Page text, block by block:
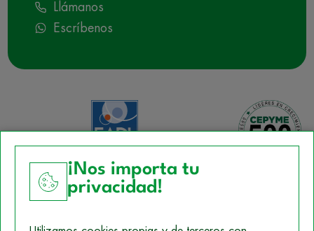
Llámanos
Escríbenos
¡Nos importa tu
privacidad!